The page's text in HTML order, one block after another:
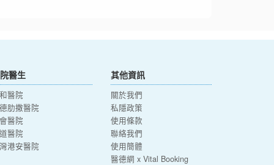
醫生
醫院
肋撒醫院
醫院
醫院
港安醫院
其他資訊
關於我們
私隱政策
使用條款
聯絡我們
使用簡體
醫德網 x Vital Booking